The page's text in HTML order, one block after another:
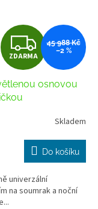
Z
D
A
M
A
ZDARMA
45 988 Kč
–2 %
osnovou
Skladem
Do košíku
univerzální
na soumrak a noční